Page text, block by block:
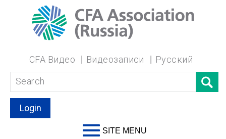
CFA Видео Видеозаписи Русский
Login
SITE MENU